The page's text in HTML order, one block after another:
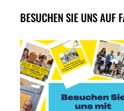
BESUCHEN SIE UNS AUF